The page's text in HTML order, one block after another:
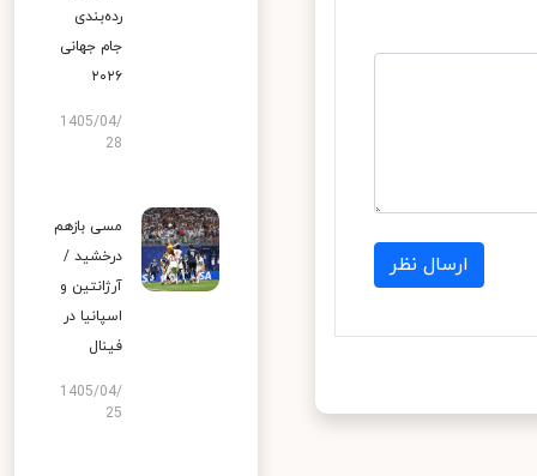
ارسال نظر
رده‌بندی
جام جهانی
۲۰۲۶
1405/04/
28
مسی بازهم
درخشید /
آرژانتین و
اسپانیا در
فینال
1405/04/
25